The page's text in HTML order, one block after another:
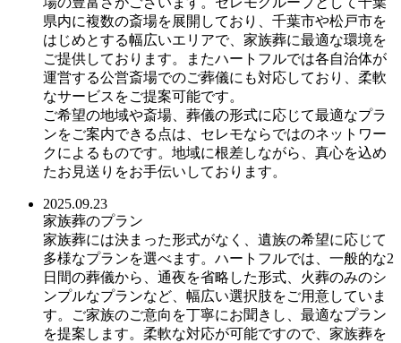
県内に複数の斎場を展開しており、千葉市や松戸市を
はじめとする幅広いエリアで、家族葬に最適な環境を
ご提供しております。またハートフルでは各自治体が
運営する公営斎場でのご葬儀にも対応しており、柔軟
なサービスをご提案可能です。
ご希望の地域や斎場、葬儀の形式に応じて最適なプラ
ンをご案内できる点は、セレモならではのネットワー
クによるものです。地域に根差しながら、真心を込め
たお見送りをお手伝いしております。
2025.09.23
家族葬のプラン
家族葬には決まった形式がなく、遺族の希望に応じて
多様なプランを選べます。ハートフルでは、一般的な2
日間の葬儀から、通夜を省略した形式、火葬のみのシ
ンプルなプランなど、幅広い選択肢をご用意していま
す。ご家族のご意向を丁寧にお聞きし、最適なプラン
を提案します。柔軟な対応が可能ですので、家族葬を